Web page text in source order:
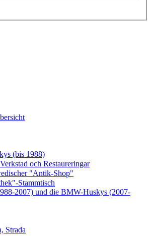
(bis 1988)
och Restaureringar
"Antik-Shop"
Stammtisch
2007) und die BMW-Huskys (2007-
Strada